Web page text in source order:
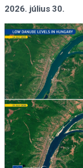
2026. július 30.